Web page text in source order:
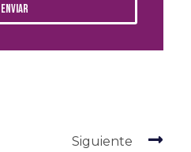
Enviar
Siguiente